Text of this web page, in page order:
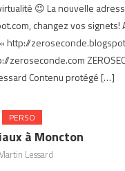
😉 La nouvelle
changez vos signets!
http://
zeroseconde.com
Contenu protégé […]
PERSO
à Moncton
Lessard